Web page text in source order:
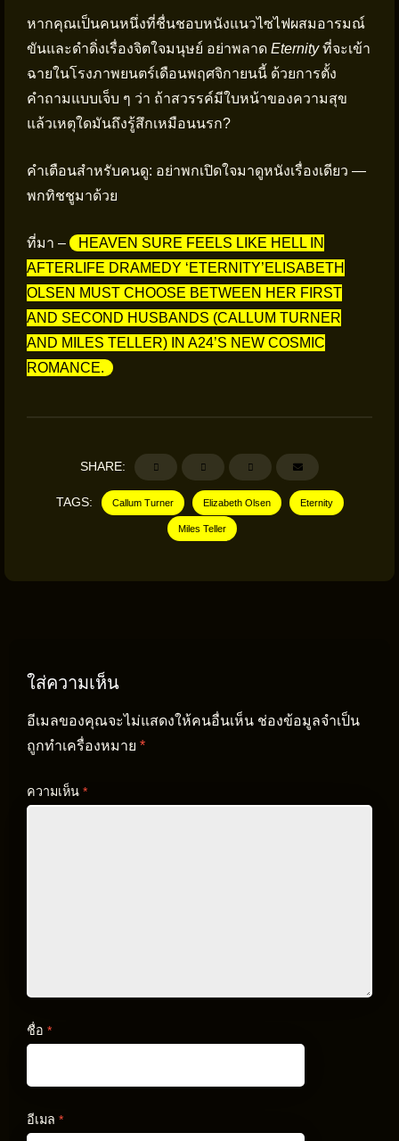
หากคุณเป็นคนหนึ่งที่ชื่นชอบหนังแนวไซไฟผสมอารมณ์
ขันและดำดิ่งเรื่องจิตใจมนุษย์ อย่าพลาด Eternityที่จะเข้า
ฉายในโรงภาพยนตร์เดือนพฤศจิกายนนี้ ด้วยการตั้ง
คำถามแบบเจ็บ ๆ ว่า ถ้าสวรรค์มีใบหน้าของความสุข
แล้วเหตุใดมันถึงรู้สึกเหมือนนรก?
คำเตือนสำหรับคนดู: อย่าพกเปิดใจมาดูหนังเรื่องเดียว —
พกทิชชูมาด้วย
ที่มา –
HEAVEN SURE FEELS LIKE HELL IN
AFTERLIFE DRAMEDY ‘ETERNITY’ELISABETH
OLSEN MUST CHOOSE BETWEEN HER FIRST
AND SECOND HUSBANDS (CALLUM TURNER
AND MILES TELLER) IN A24’S NEW COSMIC
ROMANCE.
SHARE:
TAGS: Callum Turner Elizabeth Olsen Eternity
Miles Teller
ใส่ความเห็น
อีเมลของคุณจะไม่แสดงให้คนอื่นเห็น ช่องข้อมูลจำเป็น
ถูกทำเครื่องหมาย *
ความเห็น *
ชื่อ *
อีเมล *